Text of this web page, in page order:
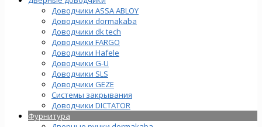
Доводчики ASSA ABLOY
Доводчики dormakaba
Доводчики dk tech
Доводчики FARGO
Доводчики Hafele
Доводчики G-U
Доводчики SLS
Доводчики GEZE
Cистемы закрывания
Доводчики DICTATOR
Фурнитура